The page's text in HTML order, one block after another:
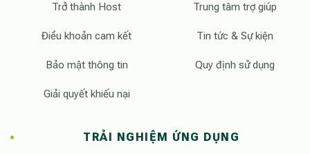
Trở thành Host
Điều khoản cam kết
Bảo mật thông tin
Giải quyết khiếu nại
Trung tâm trợ giúp
Tin tức & Sự kiện
Quy định sử dụng
TRẢI NGHIỆM ỨNG DỤNG